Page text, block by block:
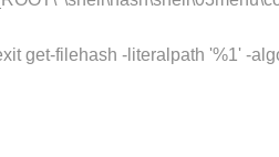
get-filehash -literalpath '%1' -